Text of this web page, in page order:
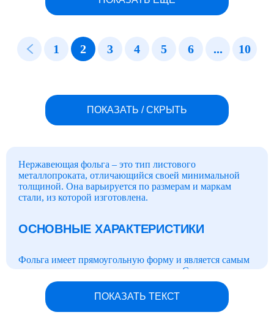
1 2 3 4 5 6 ... 10
ПОКАЗАТЬ / СКРЫТЬ
Нержавеющая фольга – это тип листового
металлопроката, отличающийся своей минимальной
толщиной. Она варьируется по размерам и маркам
стали, из которой изготовлена.
ОСНОВНЫЕ ХАРАКТЕРИСТИКИ
Фольга имеет прямоугольную форму и является самым
тонким вариантом листового проката. Средние
параметры:
ПОКАЗАТЬ ТЕКСТ